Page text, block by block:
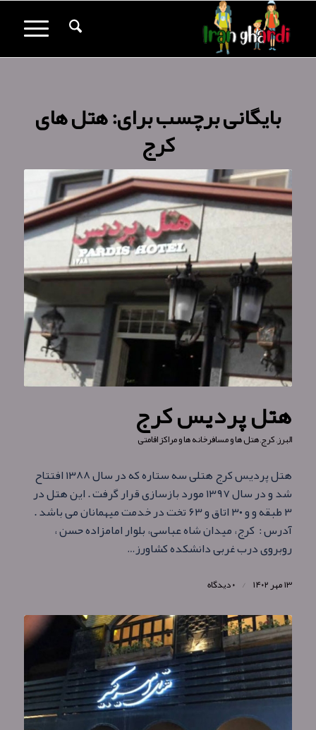
بایگانی برچسب برای:هتل های
کرج
هتل پردیس کرج
البرز,کرج,هتل ها و مسافرخانه ها و مراکز اقامتی
هتل پردیس کرج هتلی سه ستاره که در سال ۱۳۸۸ افتتاح
شد و در سال ۱۳۹۷ مورد بازسازی قرار گرفت . این هتل در
۳ طبقه و و ۳۰ اتاق و ۶۳ تخت در خدمت میهمانان می باشد .
آدرس : کرج، میدان شاه عباسی، بلوار امامزاده حسن ،
روبروی درب غربی دانشکده کشاورز…
۱۳ مهر ۱۴۰۲ / ۰ دیدگاه